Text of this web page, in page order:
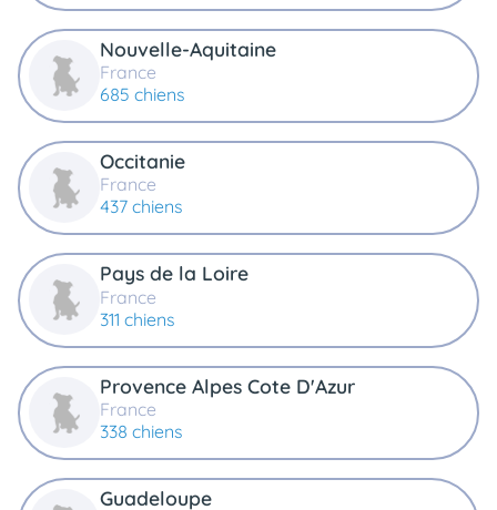
Nouvelle-Aquitaine
France
685 chiens
Occitanie
France
437 chiens
Pays de la Loire
France
311 chiens
Provence Alpes Cote D'Azur
France
338 chiens
Guadeloupe